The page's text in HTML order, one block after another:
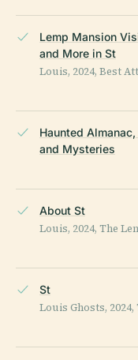
Lemp Mansion
and More in St
Louis, 2024, Best
Haunted
and Mysteries
About St
Louis, 2024, The
St
Louis Ghosts,